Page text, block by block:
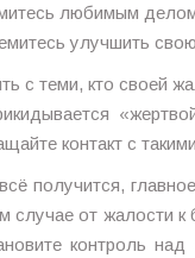
любимым
улучшить
с теми, кто своей
контакт с
получится,
случае от жалости к
контроль